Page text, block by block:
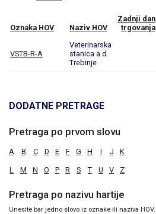
Oznaka HOV Naziv HOV
Zadnji dan
trgovanja
VSTB-R-A
Veterinarska
stanica a.d.
Trebinje
DODATNE PRETRAGE
Pretraga po prvom slovu
A B C D E F G H I J K
L M N O P R S T U V Z
Pretraga po nazivu hartije
Unesite bar jedno slovo iz oznake ili naziva HOV.